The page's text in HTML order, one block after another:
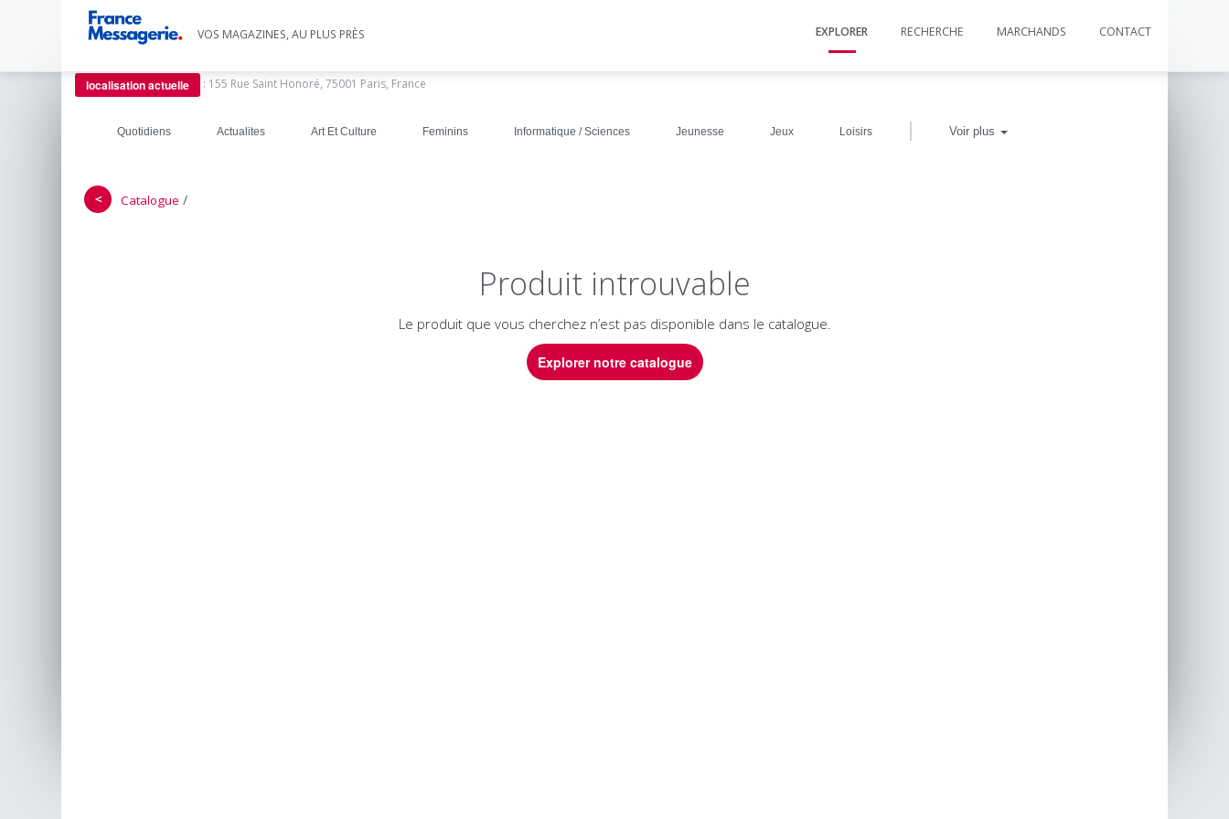
VOS MAGAZINES, AU PLUS PRÈS EXPLORER RECHERCHE MARCHANDS CONTACT
localisation actuelle : 155 Rue Saint Honoré, 75001 Paris, France
Quotidiens Actualites Art Et Culture Feminins Informatique / Sciences Jeunesse Jeux Loisirs | Voir plus
＜ Catalogue /
Produit introuvable
Le produit que vous cherchez n’est pas disponible dans le catalogue.
Explorer notre catalogue